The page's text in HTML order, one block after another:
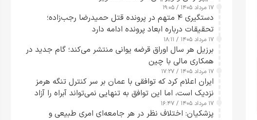
۱۷ مرداد ۱۴۰۵ / ۱۹:۰۵
دستگیری ۴ متهم در پرونده قتل حمیدرضا رجب‌زاده؛
تحقیقات درباره ابعاد پرونده ادامه دارد
۱۷ مرداد ۱۴۰۵ / ۱۸:۱۱
برزیل هر سال اوراق قرضه یوانی منتشر می‌کند؛ گام جدید در
همکاری مالی با چین
۱۷ مرداد ۱۴۰۵ / ۱۷:۲۷
ایران اعلام کرد که توافقی با عمان بر سر کنترل تنگه هرمز
نزدیک است، اما این توافق به تنهایی نمی‌تواند آبراه را آزاد
کند
۱۷ مرداد ۱۴۰۵ / ۱۶:۴۷
پزشکیان: اختلاف نظر در هر جامعه‌ای امری طبیعی و